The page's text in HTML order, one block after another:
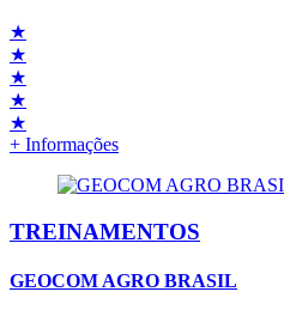
★
★
★
★
★
+ Informações
TREINAMENTOS
GEOCOM AGRO BRASIL